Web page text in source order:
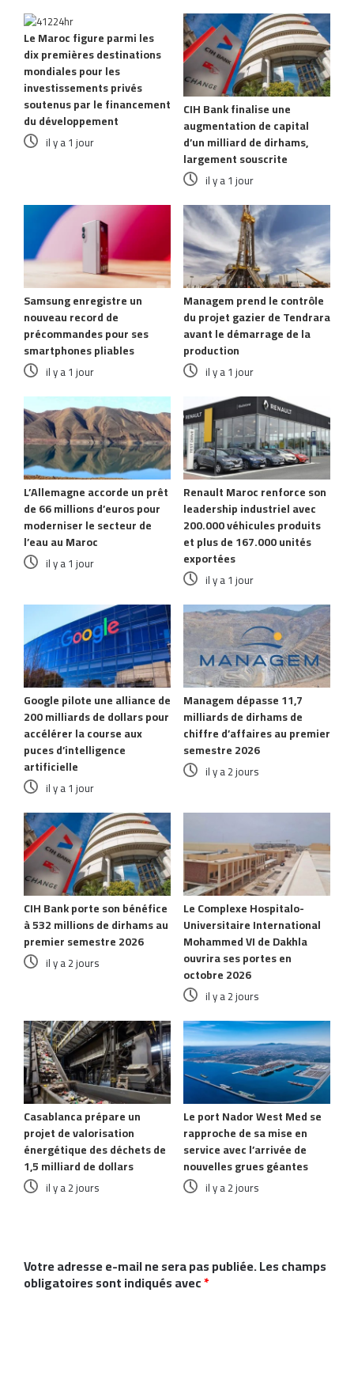
Le Maroc figure parmi les
dix premières destinations
mondiales pour les
investissements privés
soutenus par le financement
du développement
il y a 1 jour
CIH Bank finalise une
augmentation de capital
d’un milliard de dirhams,
largement souscrite
il y a 1 jour
Samsung enregistre un
nouveau record de
précommandes pour ses
smartphones pliables
il y a 1 jour
Managem prend le contrôle
du projet gazier de Tendrara
avant le démarrage de la
production
il y a 1 jour
L’Allemagne accorde un prêt
de 66 millions d’euros pour
moderniser le secteur de
l’eau au Maroc
il y a 1 jour
Renault Maroc renforce son
leadership industriel avec
200.000 véhicules produits
et plus de 167.000 unités
exportées
il y a 1 jour
Google pilote une alliance de
200 milliards de dollars pour
accélérer la course aux
puces d’intelligence
artificielle
il y a 1 jour
Managem dépasse 11,7
milliards de dirhams de
chiffre d’affaires au premier
semestre 2026
il y a 2 jours
CIH Bank porte son bénéfice
à 532 millions de dirhams au
premier semestre 2026
il y a 2 jours
Le Complexe Hospitalo-
Universitaire International
Mohammed VI de Dakhla
ouvrira ses portes en
octobre 2026
il y a 2 jours
Casablanca prépare un
projet de valorisation
énergétique des déchets de
1,5 milliard de dollars
il y a 2 jours
Le port Nador West Med se
rapproche de sa mise en
service avec l’arrivée de
nouvelles grues géantes
il y a 2 jours
Votre adresse e-mail ne sera pas publiée.Les champs
obligatoires sont indiqués avec*